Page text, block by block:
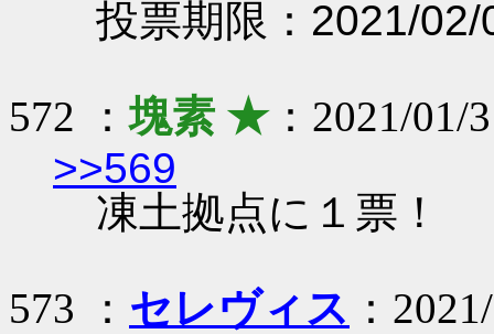
投票期限：2021/02/
572 ：塊素 ★：2021/01/
>>569
凍土拠点に１票！
573 ： セレヴィス ：